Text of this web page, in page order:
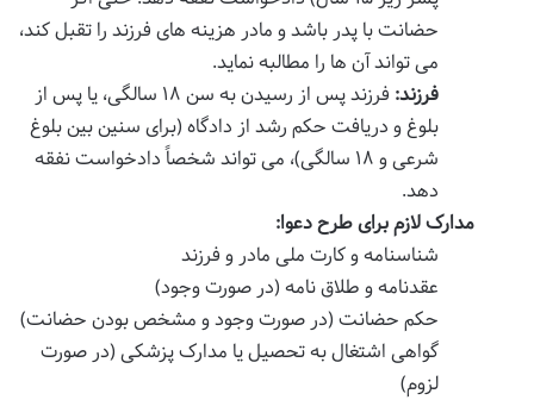
حضانت با پدر باشد و مادر هزینه های فرزند را تقبل کند،
می تواند آن ها را مطالبه نماید.
فرزند:
فرزند پس از رسیدن به سن ۱۸ سالگی، یا پس از
بلوغ و دریافت حکم رشد از دادگاه (برای سنین بین بلوغ
شرعی و ۱۸ سالگی)، می تواند شخصاً دادخواست نفقه
دهد.
مدارک لازم برای طرح دعوا:
شناسنامه و کارت ملی مادر و فرزند
عقدنامه و طلاق نامه (در صورت وجود)
حکم حضانت (در صورت وجود و مشخص بودن حضانت)
گواهی اشتغال به تحصیل یا مدارک پزشکی (در صورت
لزوم)